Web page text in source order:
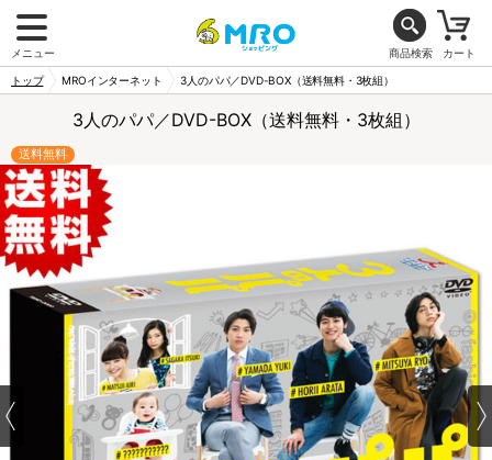
メニュー 商品検索 カート
トップ MROインターネット 3人のパパ／DVD-BOX（送料無料・3枚組）
3人のパパ／DVD-BOX（送料無料・3枚組）
送料無料